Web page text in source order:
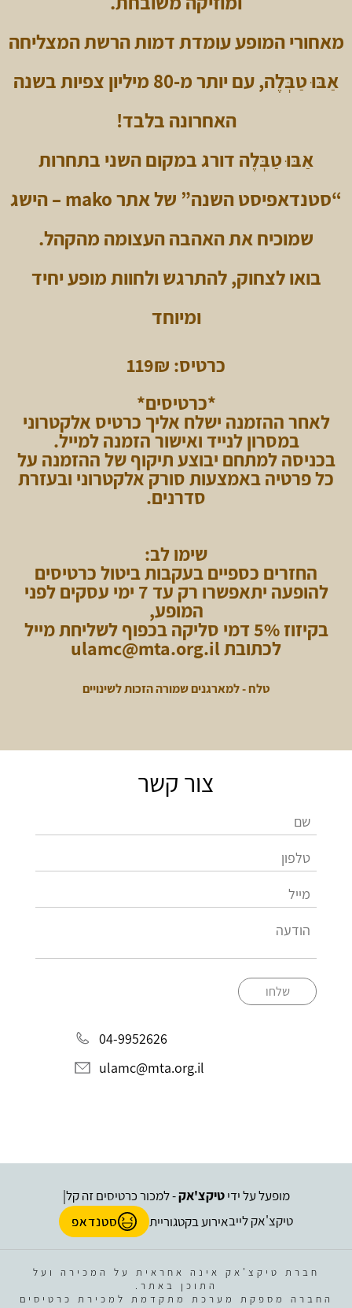
מאחורי המופע עומדת דמות הרשת המצליחה
אַבּוּ טַבְּלֶה, עם יותר מ-80 מיליון צפיות בשנה
האחרונה בלבד!
אַבּוּ טַבְּלֶה דורג במקום השני בתחרות
“סטנדאפיסט השנה” של אתר mako – הישג
שמוכיח את האהבה העצומה מהקהל.
בואו לצחוק, להתרגש ולחוות מופע יחיד
ומיוחד
כרטיס: 119₪
*כרטיסים*
לאחר ההזמנה ישלח אליך כרטיס אלקטרוני
במסרון לנייד ואישור הזמנה למייל.
בכניסה למתחם יבוצע תיקוף של ההזמנה על
כל פרטיה באמצעות סורק אלקטרוני ובעזרת
סדרנים.
שימו לב:
החזרים כספיים בעקבות ביטול כרטיסים
להופעה יתאפשרו רק עד 7 ימי עסקים לפני
המופע,
בקיזוז 5% דמי סליקה בכפוף לשליחת מייל
לכתובת ulamc@mta.org.il
טלח - למארגנים שמורה הזכות לשינויים
צור קשר
שלחו
04-9952626
ulamc@mta.org.il
מופעל על ידיטיקצ'אק- למכור כרטיסים זה קל|
טיקצ'אק לייבאירוע בקטגוריית סטנדאפ
חברת טיקצ'אק אינה אחראית על המכירה ועל
התוכן באתר.
החברה מספקת מערכת מתקדמת למכירת כרטיסים